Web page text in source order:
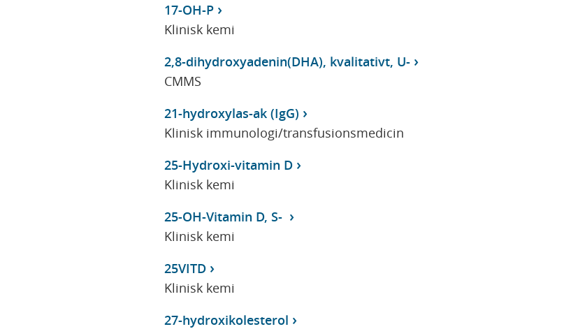
17-OH-P
Klinisk kemi
2,8-dihydroxyadenin(DHA), kvalitativt, U-
CMMS
21-hydroxylas-ak (IgG)
Klinisk immunologi/transfusionsmedicin
25-Hydroxi-vitamin D
Klinisk kemi
25-OH-Vitamin D, S-
Klinisk kemi
25VITD
Klinisk kemi
27-hydroxikolesterol